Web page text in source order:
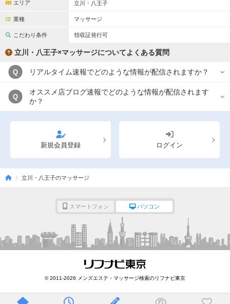
な体験コースも豊富です。
エリア 立川・八王子
業種 マッサージ
こだわり条件 領収証発行可
立川・八王子×マッサージについてよくある質問
Q リアルタイム速報でどのような情報が配信されますか？
Q
オススメ店ブログ速報でどのような情報が配信されます
か？
新規会員登録 ログイン
立川・八王子のマッサージ
スマートフォン パソコン
© 2011-2026 メンズエステ・マッサージ検索のリフナビ東京